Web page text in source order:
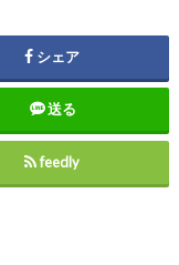
シェア
送る
feedly